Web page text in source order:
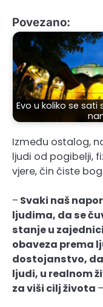
Povezano:
Evo u koliko se
Između ostalog,
ljudi od pogibelji,
vjere, čin čiste
– Svaki naš
ljudima, da se
stanje u
obaveza prema
dostojanstvo,
ljudi, u realnom
za viši cilj života